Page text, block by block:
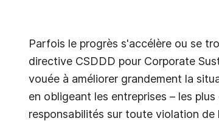
Parfois le progrès s'accélère ou se
directive CSDDD pour Corporate
vouée à améliorer grandement la
en obligeant les entreprises – les
responsabilités sur toute violation